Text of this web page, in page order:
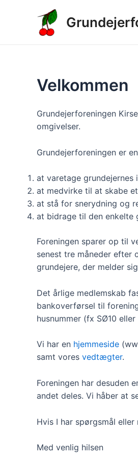
Velkommen
Grundejerforeningen
omgivelser.
Grundejerforeningen er
at varetage grundejernes
at medvirke til at skabe
at stå for snerydning og
at bidrage til den enkelte
Foreningen sparer op til
senest tre måneder efter
grundejere, der melder
Det årlige medlemskab
bankoverførsel til
husnummer (fx SØ10
Vi har en hjemmeside
samt vores vedtægter.
Foreningen har desuden
andet deles. Vi håber at
Hvis I har spørgsmål
Med venlig hilsen